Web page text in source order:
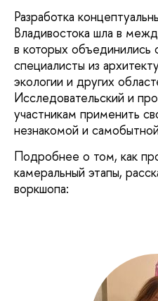
Разработка
Владивостока шла в
в которых
специалисты из
экологии и других
Исследовательский и
участникам применить
незнакомой и
Подробнее о том, как
камеральный этапы,
воркшопа: